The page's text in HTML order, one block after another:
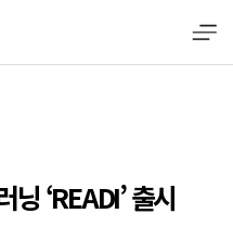
‘READI’ 출시